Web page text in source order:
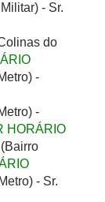
- Sr.
do
-
-
HORÁRIO
- Sr.